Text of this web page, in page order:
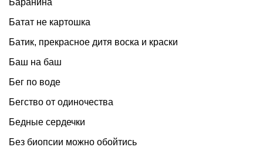
Баранина
Батат не картошка
Батик, прекрасное дитя воска и краски
Баш на баш
Бег по воде
Бегство от одиночества
Бедные сердечки
Без биопсии можно обойтись